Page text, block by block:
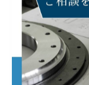
の選択肢が広が
ます。この結果
加工コストの抑
実際に奈良県内